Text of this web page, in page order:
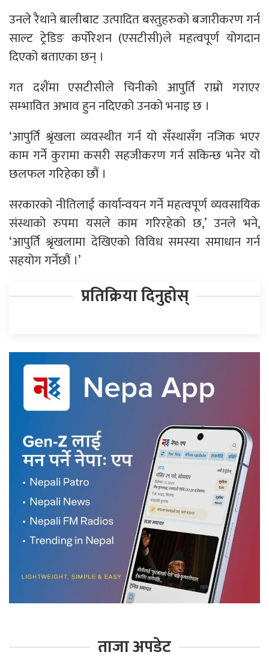
उनले रैथाने बालीबाट उत्पादित बस्तुहरुको बजारीकरण गर्न
साल्ट ट्रेडिङ कर्पोरेशन (एसटीसी)ले महत्वपूर्ण योगदान
दिएको बताएका छन् ।
गत दशैंमा एसटीसीले चिनीको आपुर्ति राम्रो गराएर
सम्भावित अभाव हुन नदिएको उनको भनाइ छ ।
‘आपुर्ति श्रृंखला व्यवस्थीत गर्न यो सँस्थासँग नजिक भएर
काम गर्ने कुरामा कसरी सहजीकरण गर्न सकिन्छ भनेर यो
छलफल गरिहेका छौं ।
सरकारको नीतिलाई कार्यान्वयन गर्ने महत्वपूर्ण व्यवसायिक
संस्थाको रुपमा यसले काम गरिरहेको छ,’ उनले भने,
‘आपुर्ति श्रृंखलामा देखिएको विविध समस्या समाधान गर्न
सहयोग गर्नेछौं ।’
प्रतिक्रिया दिनुहोस्
ताजा अपडेट